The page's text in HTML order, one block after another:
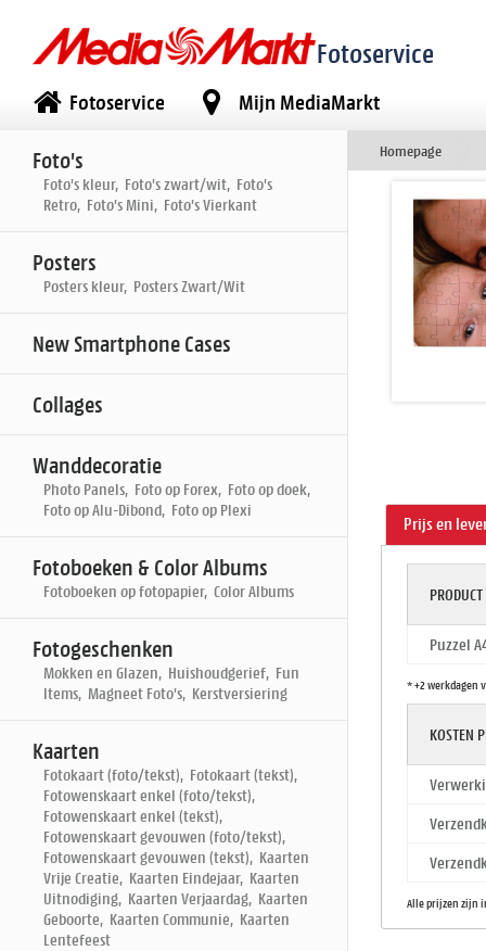
Fotoservice
Fotoservice Mijn MediaMarkt
Foto's
Foto's kleur, Foto's zwart/wit, Foto's
Retro, Foto's Mini, Foto's Vierkant
Posters
Posters kleur, Posters Zwart/Wit
New Smartphone Cases
Collages
Wanddecoratie
Photo Panels, Foto op Forex, Foto op doek,
Foto op Alu-Dibond, Foto op Plexi
Fotoboeken & Color Albums
Fotoboeken op fotopapier, Color Albums
Fotogeschenken
Mokken en Glazen, Huishoudgerief, Fun
Items, Magneet Foto's, Kerstversiering
Kaarten
Fotokaart (foto/tekst), Fotokaart (tekst),
Fotowenskaart enkel (foto/tekst),
Fotowenskaart enkel (tekst),
Fotowenskaart gevouwen (foto/tekst),
Fotowenskaart gevouwen (tekst), Kaarten
Vrije Creatie, Kaarten Eindejaar, Kaarten
Uitnodiging, Kaarten Verjaardag, Kaarten
Geboorte, Kaarten Communie, Kaarten
Lentefeest
Homepage
Prijs en
PRODUCT
Puzzel
* +2 werkdagen
KOSTEN
Alle prijzen zijn